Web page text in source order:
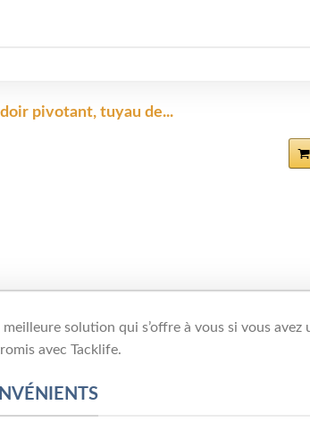
pivotant, tuyau de...
solution qui s’offre à vous si vous avez
avec Tacklife.